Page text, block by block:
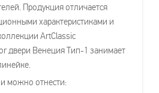
Продукция отличается
характеристиками и
ArtClassic
двери Венеция Тип-1 занимает
можно отнести: